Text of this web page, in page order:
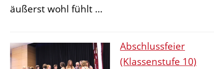
äußerst wohl fühlt ...
Abschlussfeier
(Klassenstufe 10)